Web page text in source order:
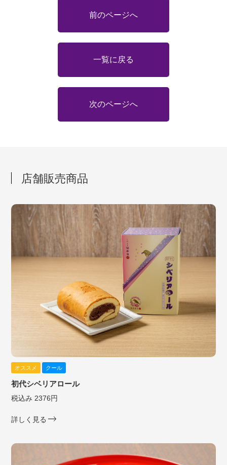
前のページへ
一覧に戻る
次のページへ
店舗販売商品
オススメ クール
初代シベリアロール
税込み 2376円
詳しく見る